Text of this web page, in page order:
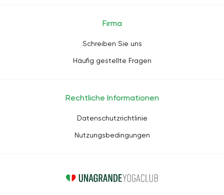
Firma
Schreiben Sie uns
Häufig gestellte Fragen
Rechtliche Informationen
Datenschutzrichtlinie
Nutzungsbedingungen